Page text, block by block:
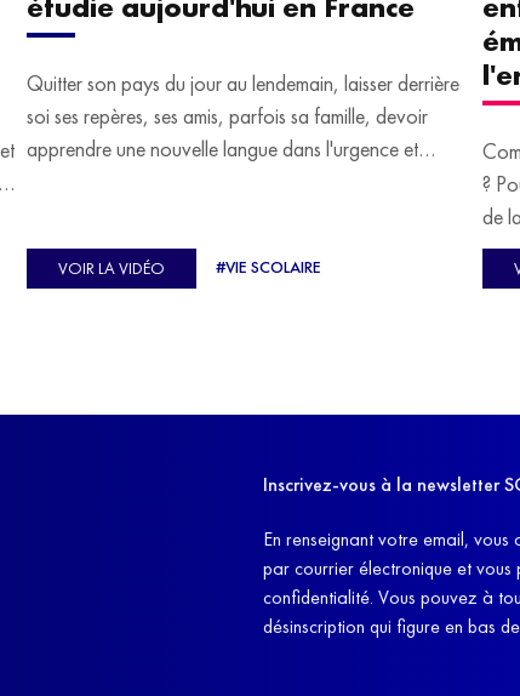
Quitter son pays du jour au lendemain, laisser derrière
soi ses repères, ses amis, parfois sa famille, devoir
apprendre une nouvelle langue dans l'urgence et
C'est l'histoire de nombreux réfugiés, et notamment
celle de Lisa Machukha, que nous vous proposons de
VOIR LA VIDÉO #VIE SCOLAIRE
?
de
Inscrivez-vous à la newsletter
En renseignant votre email,
par courrier électronique et
confidentialité. Vous pouvez à
désinscription qui figure en bas